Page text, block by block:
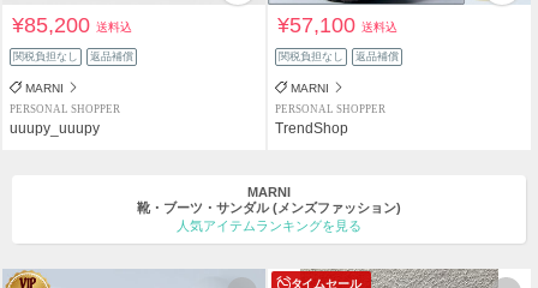
¥85,200送料込
関税負担なし 返品補償
MARNI
PERSONAL SHOPPER
uuupy_uuupy
¥57,100送料込
関税負担なし 返品補償
MARNI
PERSONAL SHOPPER
TrendShop
MARNI
靴・ブーツ・サンダル (メンズファッション)
人気アイテムランキングを見る
タイムセール